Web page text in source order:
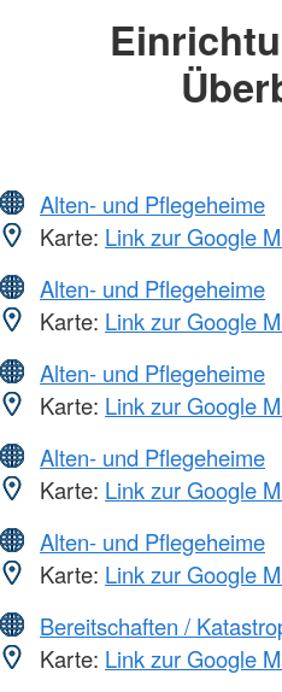
Alten- und Pflegeheime
Karte: Link zur Google
Alten- und Pflegeheime
Karte: Link zur Google
Alten- und Pflegeheime
Karte: Link zur Google
Alten- und Pflegeheime
Karte: Link zur Google
Alten- und Pflegeheime
Karte: Link zur Google
Bereitschaften /
Karte: Link zur Google